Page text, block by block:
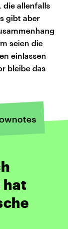
die allenfalls
gibt aber
seien die
einlassen
bleibe das
hat